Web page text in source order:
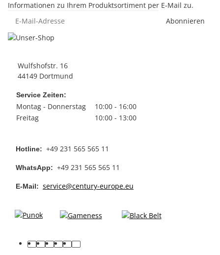
Informationen zu Ihrem Produktsortiment per E-Mail zu.
Abonnieren
Wulfshofstr. 16
44149 Dortmund
Service Zeiten:
Montag - Donnerstag
10:00 - 16:00
Freitag
10:00 - 13:00
Hotline: +49 231 565 565 11
WhatsApp: +49 231 565 565 11
E-Mail: service@century-europe.eu
facebook
youtube
pinterest
instagram
tiktoklinkedin